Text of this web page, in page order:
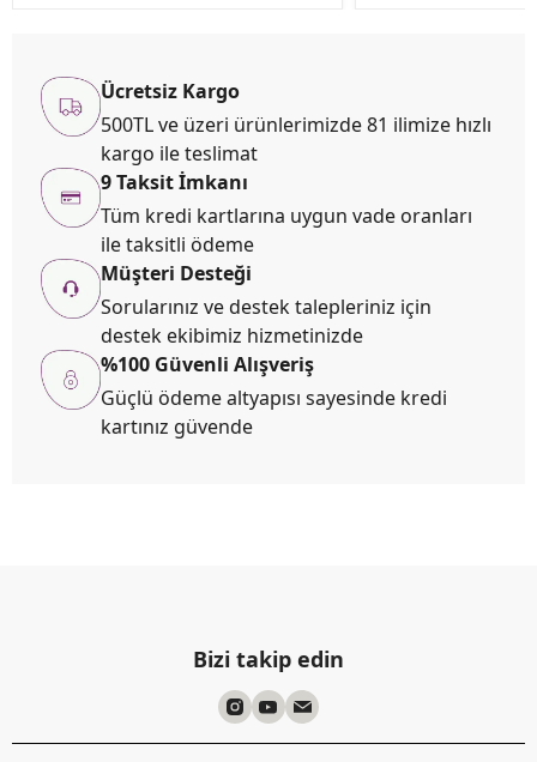
Ücretsiz Kargo
500TL ve üzeri ürünlerimizde 81 ilimize hızlı
kargo ile teslimat
9 Taksit İmkanı
Tüm kredi kartlarına uygun vade oranları
ile taksitli ödeme
Müşteri Desteği
Sorularınız ve destek talepleriniz için
destek ekibimiz hizmetinizde
%100 Güvenli Alışveriş
Güçlü ödeme altyapısı sayesinde kredi
kartınız güvende
Bizi takip edin